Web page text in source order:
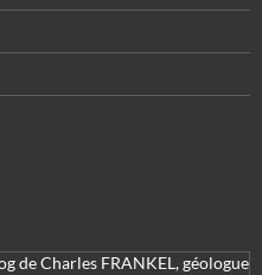
de Charles FRANKEL, géologue